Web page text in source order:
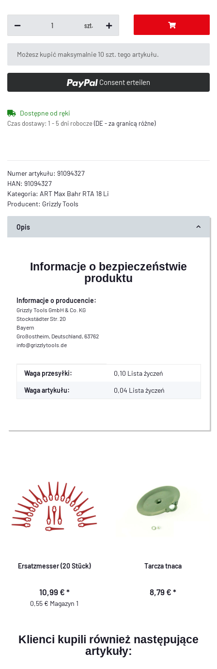
szt.
x
Możesz kupić maksymalnie 10 szt. tego artykułu.
Consent erteilen
Dostępne od ręki
Czas dostawy: 1 - 5 dni robocze (DE - za granicą różne)
Numer artykułu: 91094327
HAN: 91094327
Kategoria: ART Max Bahr RTA 18 Li
Producent: Grizzly Tools
Opis
Informacje o bezpieczeństwie
produktu
Informacje o producencie:
Grizzly Tools GmbH & Co. KG
Stockstädter Str. 20
Bayern
Großostheim, Deutschland, 63762
info@grizzlytools.de
Cecha produktu
Wartość
Waga przesyłki: 0,10 Lista życzeń
Waga artykułu: 0,04 Lista życzeń
Ersatzmesser (20 Stück)
10,99 € *
0,55 € Magazyn 1
Tarcza tnaca
8,79 € *
Klienci kupili również następujące
artykuły: